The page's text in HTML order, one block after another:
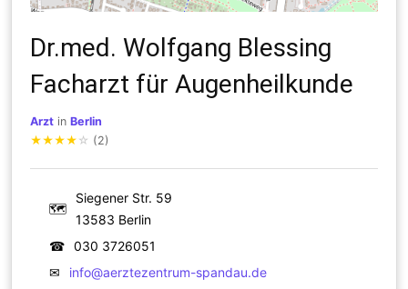
Dr.med. Wolfgang Blessing
Facharzt für Augenheilkunde
Arzt inBerlin
★★★★ ☆ (2)
🗺
Siegener Str. 59
13583 Berlin
☎
030 3726051
✉
info@aerztezentrum-spandau.de